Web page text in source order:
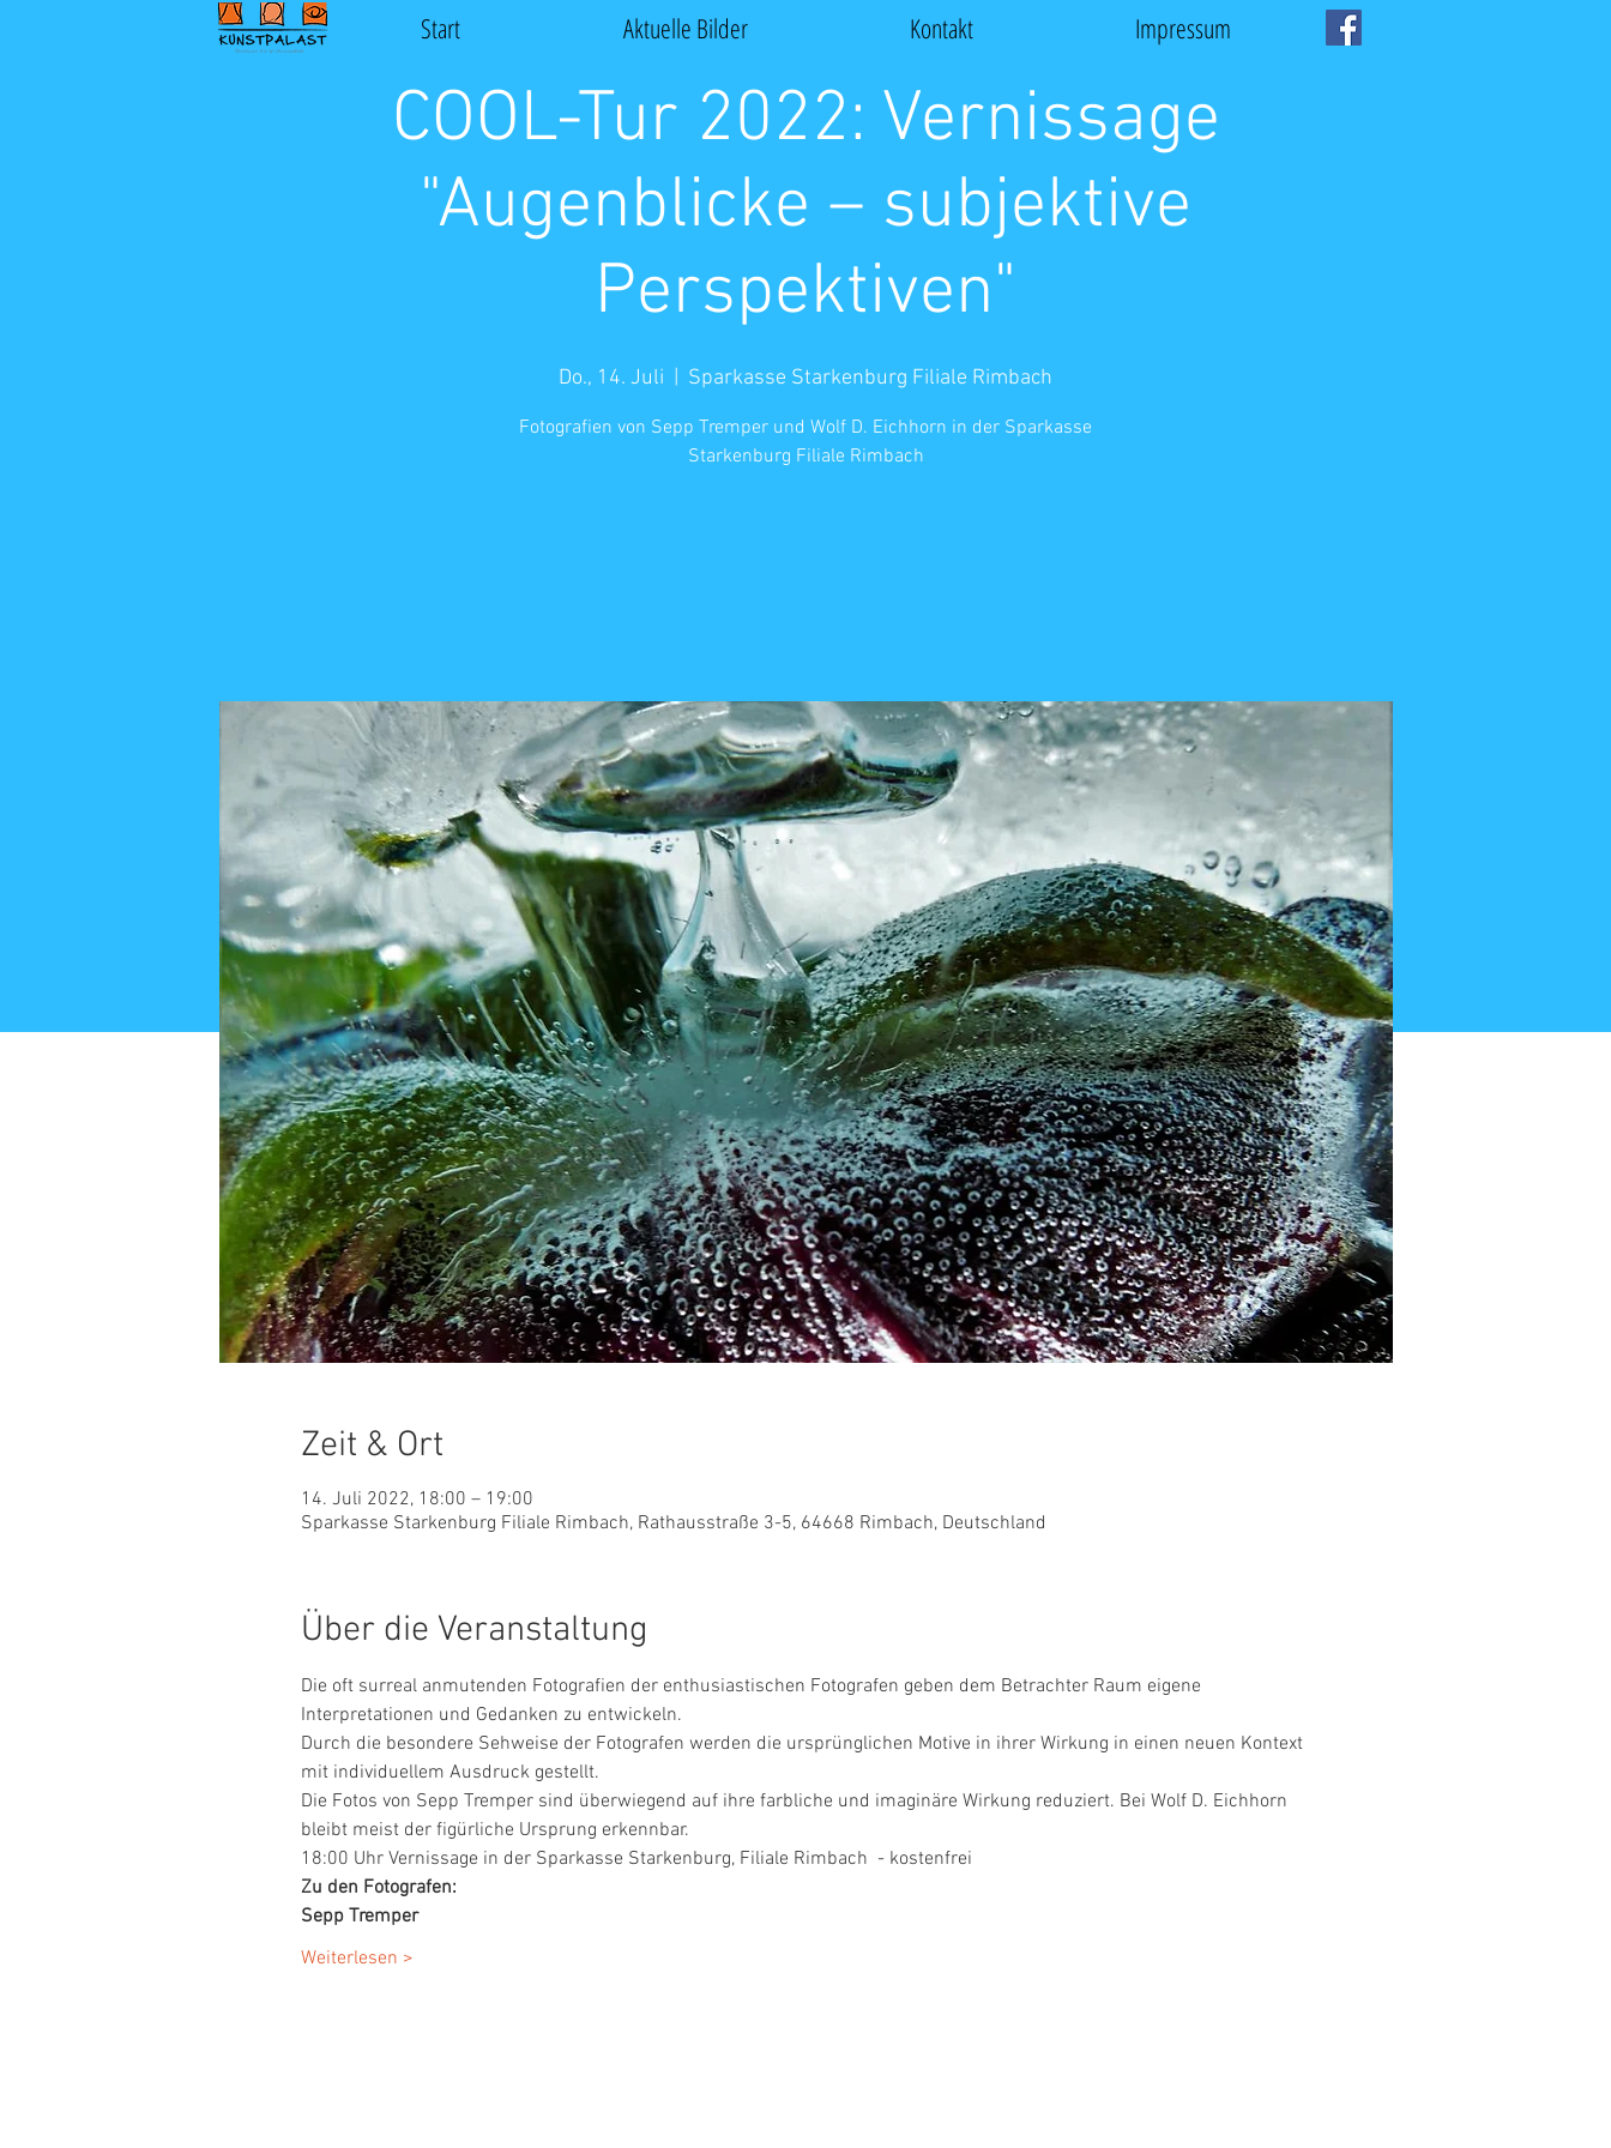
Start Aktuelle Bilder Kontakt Impressum
COOL-Tur 2022: Vernissage
"Augenblicke – subjektive
Perspektiven"
Do., 14. Juli Sparkasse Starkenburg Filiale Rimbach
Fotografien von Sepp Tremper und Wolf D. Eichhorn in der Sparkasse
Starkenburg Filiale Rimbach
Zeit & Ort
14. Juli 2022, 18:00 – 19:00
Sparkasse Starkenburg Filiale Rimbach, Rathausstraße 3-5, 64668 Rimbach, Deutschland
Über die Veranstaltung
Die oft surreal anmutenden Fotografien der enthusiastischen Fotografen geben dem Betrachter Raum eigene
Interpretationen und Gedanken zu entwickeln.
Durch die besondere Sehweise der Fotografen werden die ursprünglichen Motive in ihrer Wirkung in einen neuen Kontext
mit individuellem Ausdruck gestellt.
Die Fotos von Sepp Tremper sind überwiegend auf ihre farbliche und imaginäre Wirkung reduziert. Bei Wolf D. Eichhorn
bleibt meist der figürliche Ursprung erkennbar.
18:00 Uhr Vernissage in der Sparkasse Starkenburg, Filiale Rimbach  - kostenfrei
Zu den Fotografen:
Sepp Tremper
Weiterlesen >